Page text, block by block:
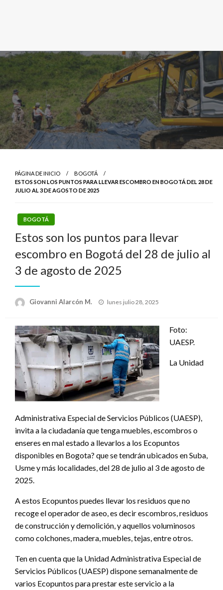
PÁGINA DE INICIO
BOGOTÁ
ESTOS SON LOS PUNTOS PARA LLEVAR ESCOMBRO EN BOGOTÁ DEL 28 DE
JULIO AL 3 DE AGOSTO DE 2025
BOGOTÁ
Estos son los puntos para llevar
escombro en Bogotá del 28 de julio al
3 de agosto de 2025
Giovanni Alarcón M.
Publicado
lunes julio 28, 2025
Foto:
UAESP.
La Unidad
Administrativa Especial de Servicios Públicos (UAESP),
invita a la ciudadanía que tenga muebles, escombros o
enseres en mal estado a llevarlos a los Ecopuntos
disponibles en Bogota? que se tendrán ubicados en Suba,
Usme y más localidades, del 28 de julio al 3 de agosto de
2025.
A estos Ecopuntos puedes llevar los residuos que no
recoge el operador de aseo, es decir escombros, residuos
de construcción y demolición, y aquellos voluminosos
como colchones, madera, muebles, tejas, entre otros.
Ten en cuenta que la Unidad Administrativa Especial de
Servicios Públicos (UAESP) dispone semanalmente de
varios Ecopuntos para prestar este servicio a la